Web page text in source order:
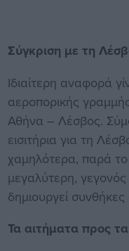
Σύγκριση με τη
Ιδιαίτερη αναφορά
αεροπορικής
Αθήνα – Λέσβος.
εισιτήρια για τη
χαμηλότερα, παρά το
μεγαλύτερη,
δημιουργεί συνθήκες
Τα αιτήματα προς